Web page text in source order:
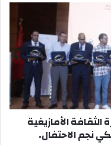
الثقافة الأمازيغية